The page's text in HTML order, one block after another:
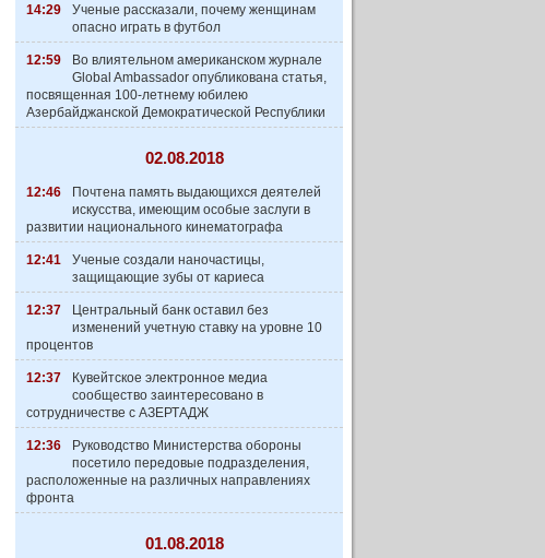
14:29
Ученые рассказали, почему женщинам
опасно играть в футбол
12:59
Во влиятельном американском журнале
Global Ambassador опубликована статья,
посвященная 100-летнему юбилею
Азербайджанской Демократической Республики
02.08.2018
12:46
Почтена память выдающихся деятелей
искусства, имеющим особые заслуги в
развитии национального кинематографа
12:41
Ученые создали наночастицы,
защищающие зубы от кариеса
12:37
Центральный банк оставил без
изменений учетную ставку на уровне 10
процентов
12:37
Кувейтское электронное медиа
сообщество заинтеpесовано в
сотрудничестве с АЗЕРТАДЖ
12:36
Руководство Министерства обороны
посетило передовые подразделения,
расположенные на различных направлениях
фронта
01.08.2018